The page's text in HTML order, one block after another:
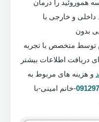
هموروئید را درمان
داخلی و خارجی با
بدون
توسط متخصص با تجربه
دریافت اطلاعات بیشتر
و هزینه های مربوط به
-خانم امینی-با